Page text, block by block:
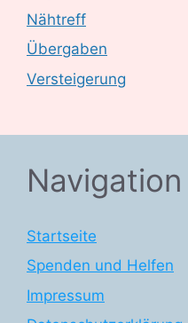
Nähtreff
Übergaben
Versteigerung
Navigation
Startseite
Spenden und Helfen
Impressum